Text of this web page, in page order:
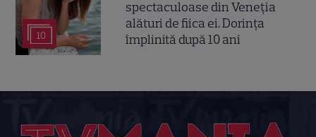
10
spectaculoase din Veneția
alături de fiica ei. Dorința
împlinită după 10 ani